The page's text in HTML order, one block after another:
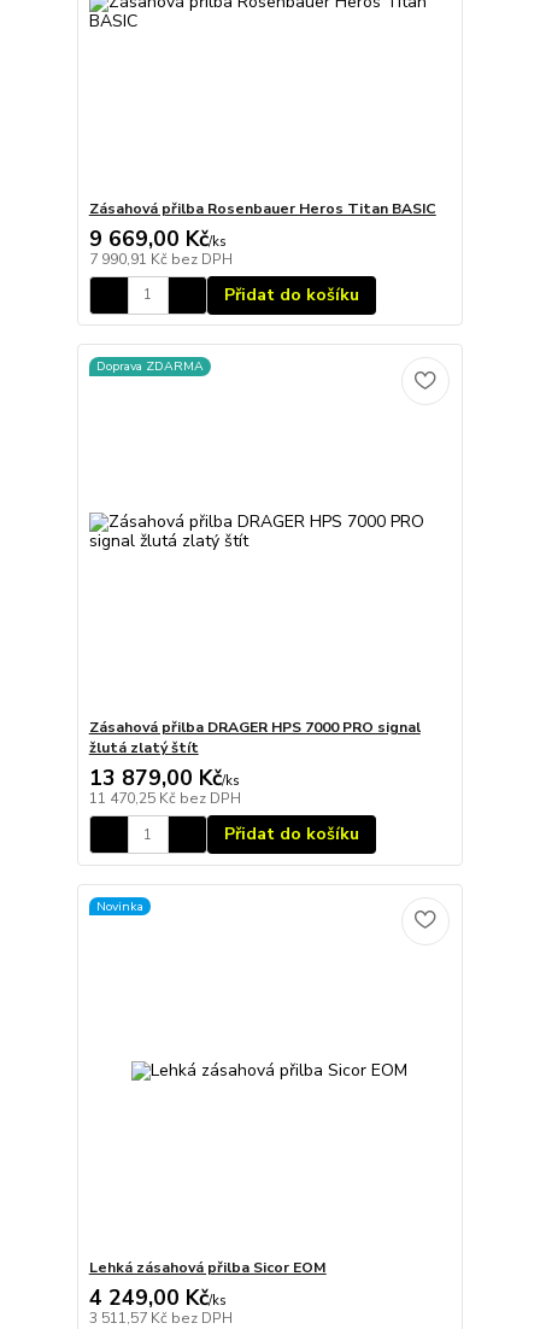
Zásahová přilba Rosenbauer Heros Titan BASIC
9 669,00 Kč/ks
7 990,91 Kč bez DPH
Přidat do košíku
Doprava ZDARMA
Zásahová přilba DRAGER HPS 7000 PRO signal
žlutá zlatý štít
13 879,00 Kč/ks
11 470,25 Kč bez DPH
Přidat do košíku
Novinka
Lehká zásahová přilba Sicor EOM
4 249,00 Kč/ks
3 511,57 Kč bez DPH